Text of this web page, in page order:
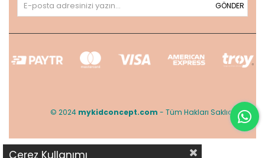
GÖNDER
© 2024 mykidconcept.com - Tüm Hakları Saklıdır.
Çerez Kullanımı